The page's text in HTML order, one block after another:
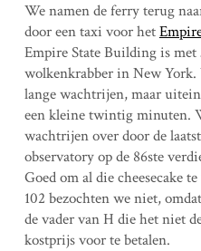
We namen de ferry terug
door een taxi voor het
Empire State Building is met
wolkenkrabber in New York.
lange wachtrijen, maar
een kleine twintig minuten.
wachtrijen over door de
observatory op de 86ste
Goed om al die cheesecake
102 bezochten we niet,
de vader van H die het niet
kostprijs voor te betalen.